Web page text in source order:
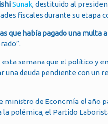
Sunak, destituido al
fiscales durante su etapa
que había pagado una multa
esta semana que el político y
una deuda pendiente con un
ministro de Economía el año
la polémica, el Partido